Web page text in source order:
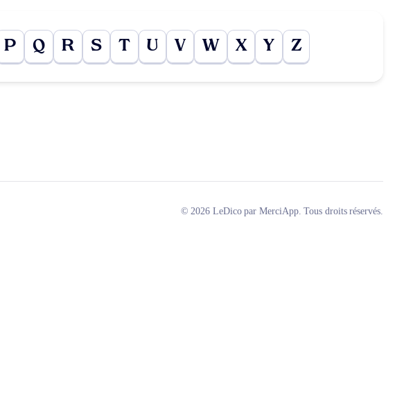
P Q R S T U V W X Y Z
© 2026 LeDico par MerciApp. Tous droits réservés.